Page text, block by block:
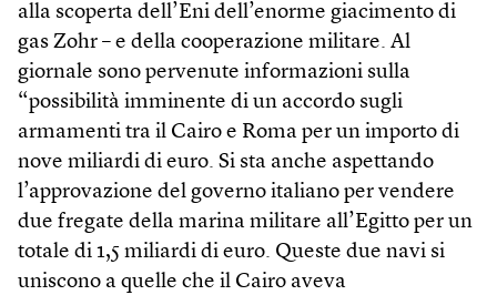
alla scoperta dell’Eni dell’enorme giacimento di
gas Zohr – e della cooperazione militare. Al
giornale sono pervenute informazioni sulla
“possibilità imminente di un accordo sugli
armamenti tra il Cairo e Roma per un importo di
nove miliardi di euro. Si sta anche aspettando
l’approvazione del governo italiano per vendere
due fregate della marina militare all’Egitto per un
totale di 1,5 miliardi di euro. Queste due navi si
uniscono a quelle che il Cairo aveva